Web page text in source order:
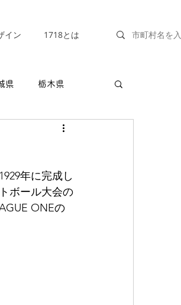
イン 1718とは
県 栃木県
山梨県
兵庫県 奈良県
年に完成し
ボール大会の
ONEの